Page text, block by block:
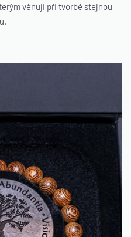
věnuji při tvorbě stejnou